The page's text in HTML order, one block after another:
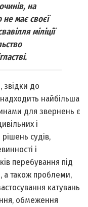
на
має своєї
міліції
звідки до
найбільша
для звернень є
і
судів,
і
перебування під
а також проблеми,
катувань
обмеження